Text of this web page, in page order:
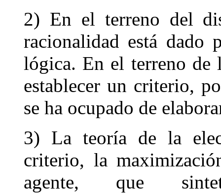
2) En el terreno del
racionalidad está dado
lógica. En el terreno de
establecer un criterio,
se ha ocupado de
3) La teoría de la
criterio, la
agente, que